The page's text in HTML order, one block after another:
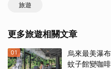
旅遊
更多旅遊相關文章
01
烏來最美瀑
蚊子館變咖